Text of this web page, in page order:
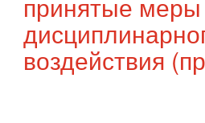
принятые меры
воздействия